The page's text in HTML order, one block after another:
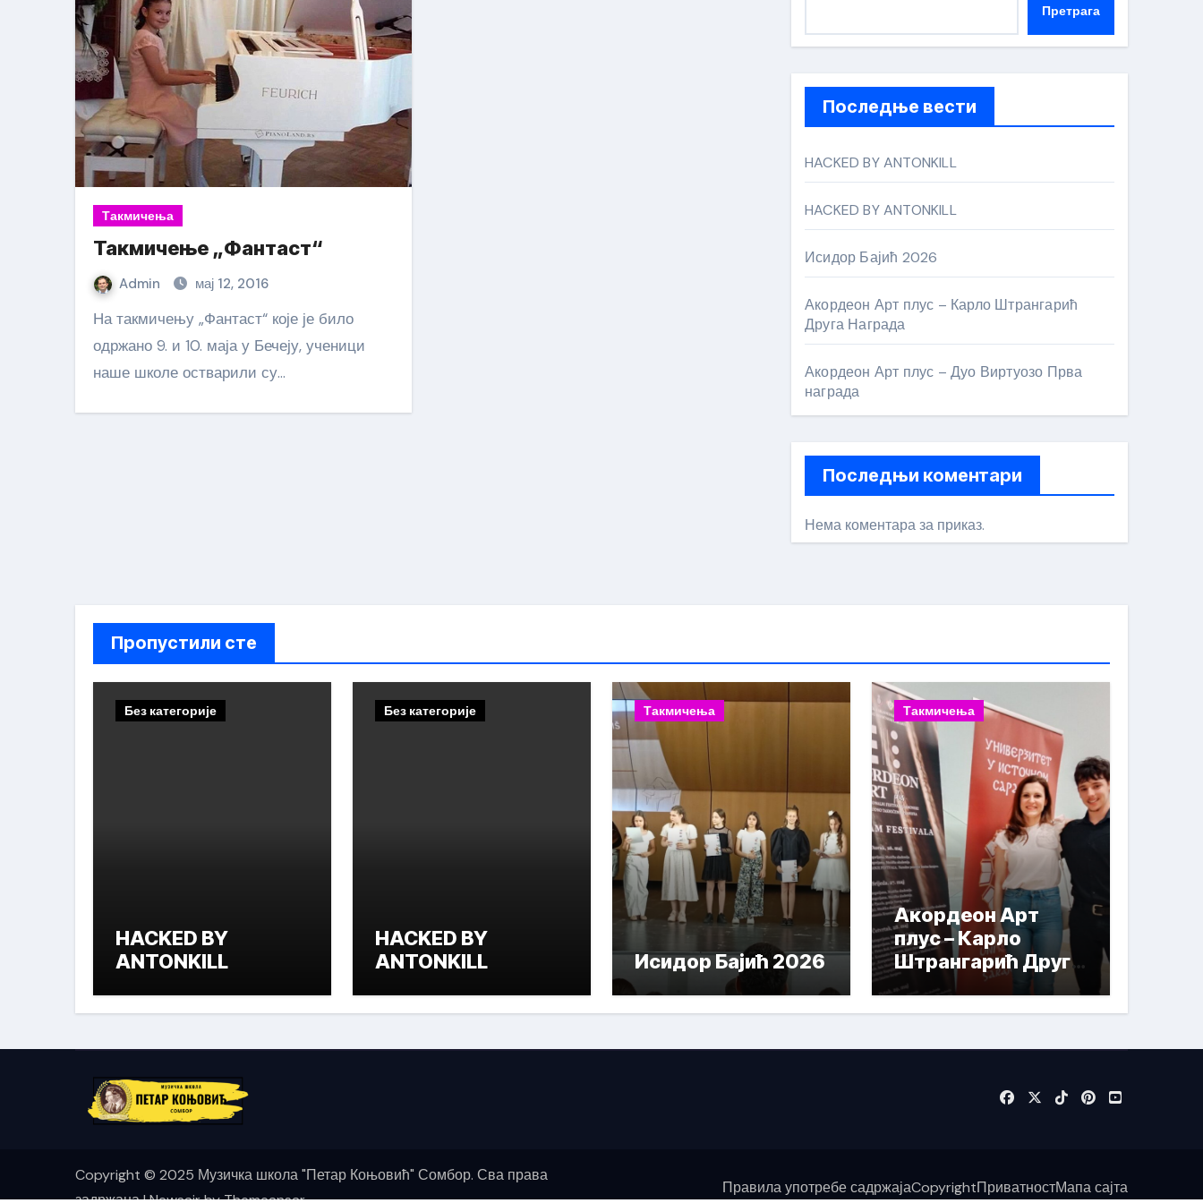
Такмичења
Такмичење „Фантаст“
Admin мај 12, 2016
На такмичењу „Фантаст“ које је било
одржано 9. и 10. маја у Бечеју, ученици
наше школе остварили су…
Претрага
Последње вести
HACKED BY ANTONKILL
HACKED BY ANTONKILL
Исидор Бајић 2026
Акордеон Арт плус – Карло Штрангарић
Друга Награда
Акордеон Арт плус – Дуо Виртуозо Прва
награда
Последњи коментари
Нема коментара за приказ.
Пропустили сте
Без категорије
HACKED BY
ANTONKILL
Без категорије
HACKED BY
ANTONKILL
Такмичења
Исидор Бајић 2026
Такмичења
Акордеон Арт
плус – Карло
Штрангарић Друга
Награда
Copyright © 2025 Музичка школа "Петар Коњовић" Сомбор. Сва права
Правила употребе садржајаCopyrightПриватностМапа сајта